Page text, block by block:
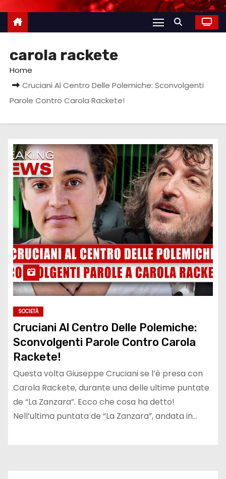
carola rackete
Home
Cruciani Al Centro Delle Polemiche: Sconvolgenti
Parole Contro Carola Rackete!
SOCIETÀ
Cruciani Al Centro Delle Polemiche:
Sconvolgenti Parole Contro Carola
Rackete!
Questa volta Giuseppe Cruciani se l’è presa con
Carola Rackete, durante una delle ultime puntate
de “La Zanzara”. Ecco che cosa ha detto!
Nell’ultima puntata de “La Zanzara”, andata in…